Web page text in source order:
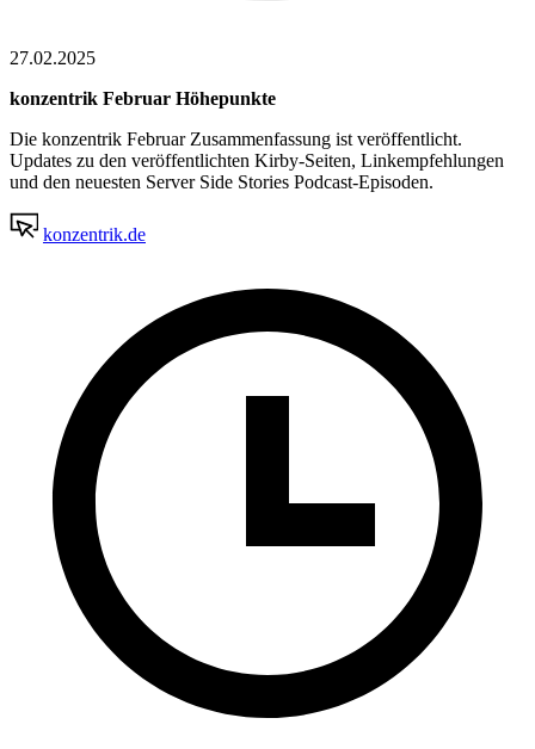
27.02.2025
konzentrik Februar Höhepunkte
Die konzentrik Februar Zusammenfassung ist veröffentlicht.
Updates zu den veröffentlichten Kirby-Seiten, Linkempfehlungen
und den neuesten Server Side Stories Podcast-Episoden.
konzentrik.de